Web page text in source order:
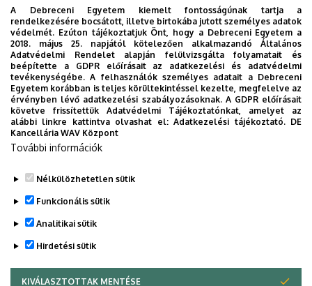
eljárások vonatkozásában is.
Az interperszonális és interkulturális pszichológia
specializáció kreditlistája a 2017 szeptemberében
felvett hallgatók esetén
Az interperszonális és interkulturális pszichológia
specializáció kreditlistája a 2023 szeptemberében
felvett hallgatók esetén
Az interperszonális és interkulturális pszichológia
specializáció kreditlistája a 2025 szeptemberében
Legutóbbi frissítés: 2025. 11. 20. 08:02
A Debreceni Egyetem kiemelt fontosságúnak tartja a
rendelkezésére bocsátott, illetve birtokába jutott személyes adatok
védelmét. Ezúton tájékoztatjuk Önt, hogy a Debreceni Egyetem a
2018. május 25. napjától kötelezően alkalmazandó Általános
Adatvédelmi Rendelet alapján felülvizsgálta folyamatait és
beépítette a GDPR előírásait az adatkezelési és adatvédelmi
tevékenységébe. A felhasználók személyes adatait a Debreceni
Egyetem korábban is teljes körültekintéssel kezelte, megfelelve az
érvényben lévő adatkezelési szabályozásoknak. A GDPR előírásait
követve frissítettük Adatvédelmi Tájékoztatónkat, amelyet az
alábbi linkre kattintva olvashat el:Adatkezelési tájékoztató. DE
Kancellária WAV Központ
További információk
Nélkülözhetetlen sütik
Funkcionális sütik
Analitikai sütik
Hirdetési sütik
KIVÁLASZTOTTAK MENTÉSE
WITHDRAW CONSENT